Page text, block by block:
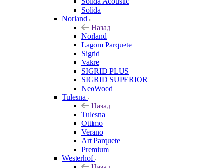
Solida
Norland
Назад
Norland
Lagom Parquete
Sigrid
Vakre
SIGRID PLUS
SIGRID SUPERIOR
NeoWood
Tulesna
Назад
Tulesna
Ottimo
Verano
Art Parquete
Premium
Westerhof